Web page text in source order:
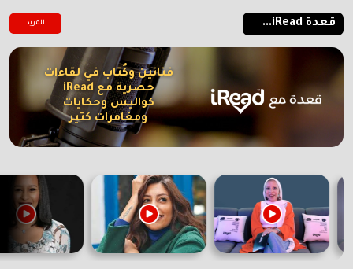
قعدة iRead... للمزيد
فنانين وكُتاب في لقاءات
حصرية مع iRead
كواليس وحكايات
ومغامرات كتير